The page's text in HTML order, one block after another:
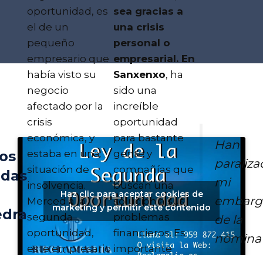
oportunidad, es
el de un
pequeño
empresario que
había visto su
negocio
afectado por la
crisis
económica, y
estaba en una
situación de
insolvencia.
Merced a la
segunda
oportunidad,
este empresario
sea gracias a
una crisis
personal o
empresarial. En
Sanxenxo, ha
sido una
increíble
oportunidad
para bastante
gente y
compañías que
buscan una
solución a sus
problemas
financieros. Es
importante
Han
mi
de la
nómina
Haz clic para aceptar cookies de
marketing y permitir este contenido